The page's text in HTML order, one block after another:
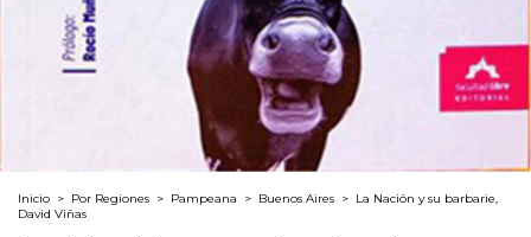
Inicio > Por Regiones > Pampeana > Buenos Aires > La Nación y su barbarie,
David Viñas